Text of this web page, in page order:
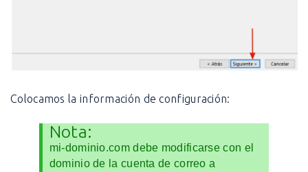
Colocamos la información de configuración:
Nota:
mi-dominio.com debe modificarse con el
dominio de la cuenta de correo a